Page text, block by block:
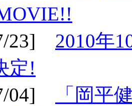
23] 2010年
定!
04]
「岡平